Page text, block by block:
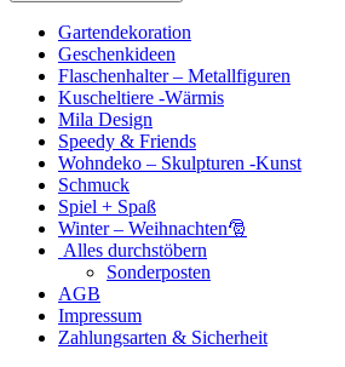
Gartendekoration
Geschenkideen
Flaschenhalter – Metallfiguren
Kuscheltiere -Wärmis
Mila Design
Speedy & Friends
Wohndeko – Skulpturen -Kunst
Schmuck
Spiel + Spaß
Winter – Weihnachten🎅
Alles durchstöbern
Sonderposten
AGB
Impressum
Zahlungsarten & Sicherheit